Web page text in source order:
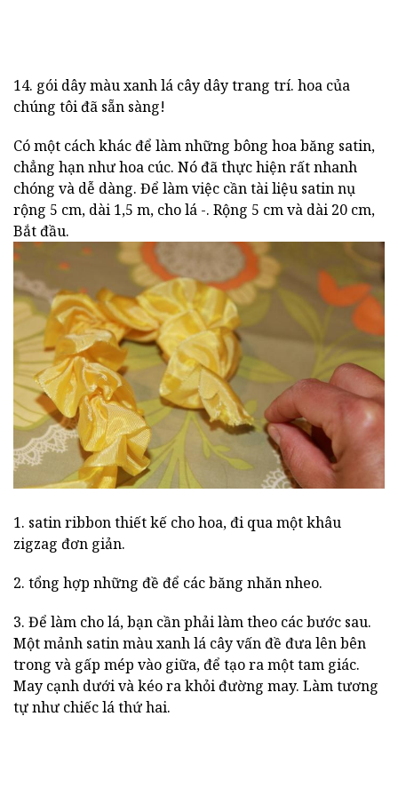
14. gói dây màu xanh lá cây dây trang trí. hoa của
chúng tôi đã sẵn sàng!
Có một cách khác để làm những bông hoa băng satin,
chẳng hạn như hoa cúc. Nó đã thực hiện rất nhanh
chóng và dễ dàng. Để làm việc cần tài liệu satin nụ
rộng 5 cm, dài 1,5 m, cho lá -. Rộng 5 cm và dài 20 cm,
Bắt đầu.
1. satin ribbon thiết kế cho hoa, đi qua một khâu
zigzag đơn giản.
2. tổng hợp những đề để các băng nhăn nheo.
3. Để làm cho lá, bạn cần phải làm theo các bước sau.
Một mảnh satin màu xanh lá cây vấn đề đưa lên bên
trong và gấp mép vào giữa, để tạo ra một tam giác.
May cạnh dưới và kéo ra khỏi đường may. Làm tương
tự như chiếc lá thứ hai.